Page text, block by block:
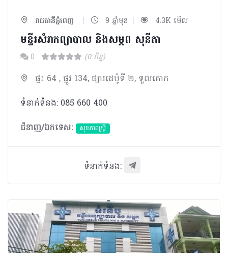
រាជធានីភ្នំពេញ | 9 ឆ្នាំមុន | 4.3K មើល
មន្ទីរសំរាកព្យាបាល និងសម្ភព សុនីតា
0 (0 ពិន្ទុ)
ផ្ទះ 64 , ផ្លូវ 134, ផ្សារដេប៉ូទី ២, ទួលគោក
ទំនាក់ទំនង: 085 660 400
ជំនាញ/ឯកទេស:
សុខភាពស្រ្តី
ទំនាក់ទំនង: